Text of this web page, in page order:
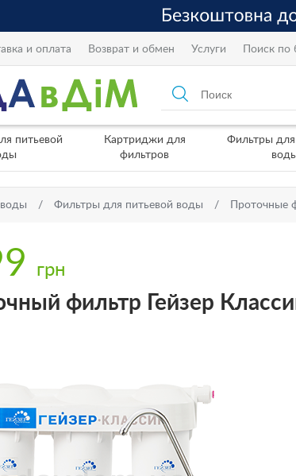
и оплата Возврат и обмен Услуги Поиск по
питьевой
Картриджи для
фильтров
Фильтры
Фильтры для питьевой воды Проточные
грн
фильтр Гейзер